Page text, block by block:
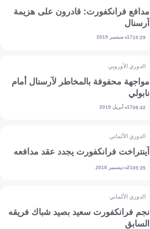
مدافع فرانكفورت: قادرون على هزيمة
آرسنال
10:2917 سبتمبر 2019
الدوري الأوروبي
مواجهة محفوفة بالمخاطر لآرسنال أمام
نابولي
08:4217 أبريل 2019
الدوري الألماني
آينتراخت فرانكفورت يجدد عقد مدافعه
05:3521 ديسمبر 2018
الدوري الألماني
نجم فرانكفورت سعيد بصيد شباك فريقه
السابق